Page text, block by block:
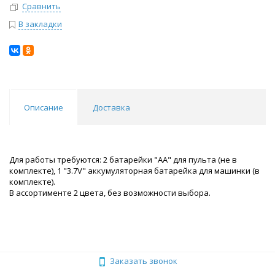
Сравнить
В закладки
Описание Доставка
Для работы требуются: 2 батарейки "AA" для пульта (не в
комплекте), 1 "3.7V" аккумуляторная батарейка для машинки (в
комплекте).
В ассортименте 2 цвета, без возможности выбора.
Заказать звонок